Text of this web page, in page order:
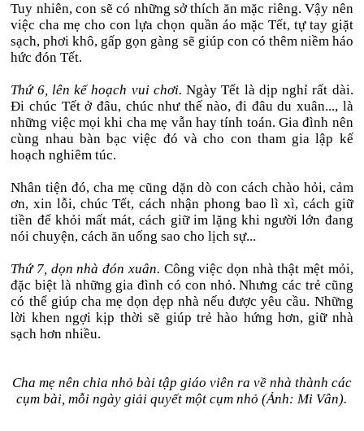
Tuy nhiên, con sẽ có những sở thích ăn mặc riêng. Vậy nên
việc cha mẹ cho con lựa chọn quần áo mặc Tết, tự tay giặt
sạch, phơi khô, gấp gọn gàng sẽ giúp con có thêm niềm háo
hức đón Tết.
Thứ 6, lên kế hoạch vui chơi. Ngày Tết là dịp nghỉ rất dài.
Đi chúc Tết ở đâu, chúc như thế nào, đi đâu du xuân..., là
những việc mọi khi cha mẹ vẫn hay tính toán. Gia đình nên
cùng nhau bàn bạc việc đó và cho con tham gia lập kế
hoạch nghiêm túc.
Nhân tiện đó, cha mẹ cũng dặn dò con cách chào hỏi, cảm
ơn, xin lỗi, chúc Tết, cách nhận phong bao lì xì, cách giữ
tiền để khỏi mất mát, cách giữ im lặng khi người lớn đang
nói chuyện, cách ăn uống sao cho lịch sự...
Thứ 7, dọn nhà đón xuân. Công việc dọn nhà thật mệt mỏi,
đặc biệt là những gia đình có con nhỏ. Nhưng các trẻ cũng
có thể giúp cha mẹ dọn dẹp nhà nếu được yêu cầu. Những
lời khen ngợi kịp thời sẽ giúp trẻ hào hứng hơn, giữ nhà
sạch hơn nhiều.
Cha mẹ nên chia nhỏ bài tập giáo viên ra về nhà thành các
cụm bài, mỗi ngày giải quyết một cụm nhỏ (Ảnh: Mi Vân).